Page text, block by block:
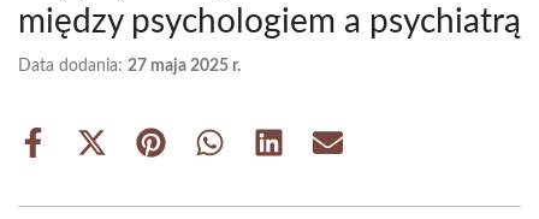
między psychologiem a psychiatrą
Data dodania: 27 maja 2025 r.
Share
Share
(Twitter)
Share Share Share Share